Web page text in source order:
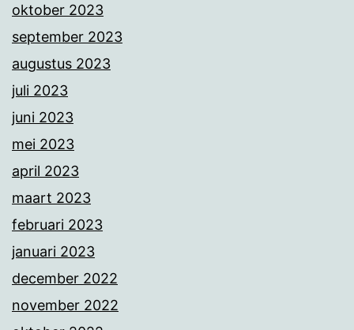
oktober 2023
september 2023
augustus 2023
juli 2023
juni 2023
mei 2023
april 2023
maart 2023
februari 2023
januari 2023
december 2022
november 2022